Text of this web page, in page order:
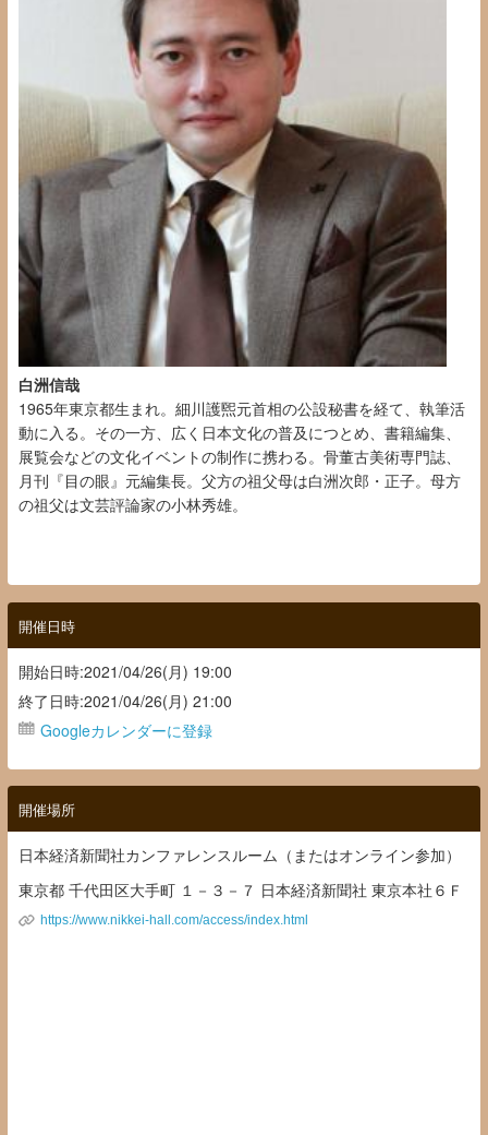
白洲信哉
1965年東京都生まれ。細川護煕元首相の公設秘書を経て、執筆活
動に入る。 その一方、広く日本文化の普及につとめ、書籍編集、
展覧会などの文化イベントの制作に携わる。 骨董古美術専門誌、
月刊 『目の眼』 元編集長。父方の祖父母は白洲次郎・正子。母方
の祖父は文芸評論家の小林秀雄。
開催日時
開始日時:2021/04/26(月) 19:00
終了日時:2021/04/26(月) 21:00
Googleカレンダーに登録
開催場所
日本経済新聞社カンファレンスルーム（またはオンライン参加）
東京都 千代田区大手町 １－３－７ 日本経済新聞社 東京本社６Ｆ